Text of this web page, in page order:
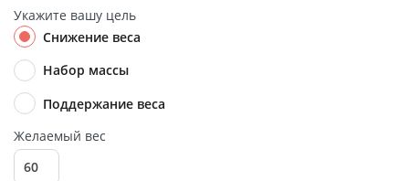
Укажите вашу цель
Снижение веса
Набор массы
Поддержание веса
Желаемый вес